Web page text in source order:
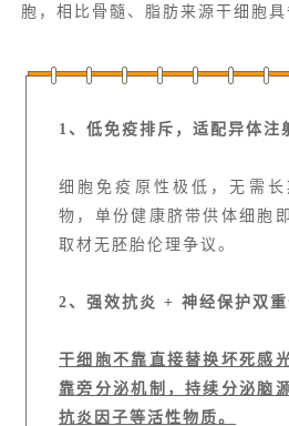
胞，相比骨髓、脂肪来源干细胞具
1、低免疫排斥，适配异体注
细胞免疫原性极低，无需
物，单份健康脐带供体细胞
取材无胚胎伦理争议。
2、强效抗炎 + 神经保护双重
干细胞不靠直接替换坏死感
靠旁分泌机制，持续分泌脑
抗炎因子等活性物质。